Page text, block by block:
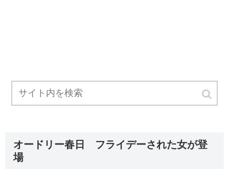
オードリー春日 フライデーされた女が登
場